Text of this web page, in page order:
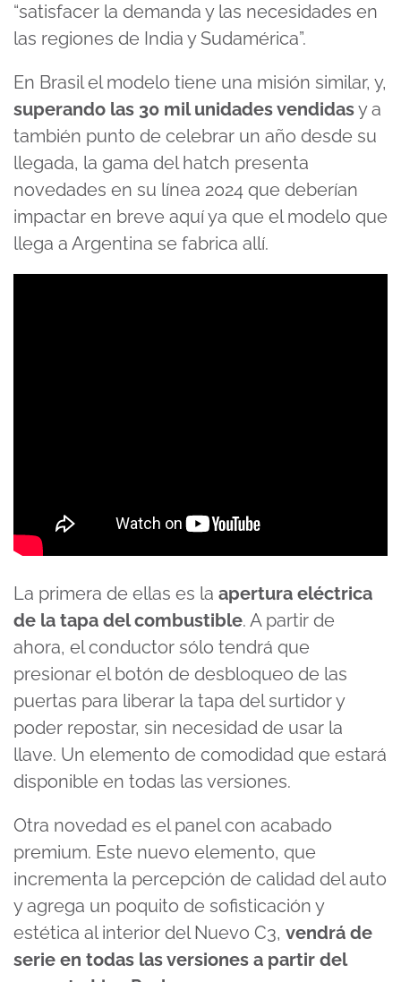
“satisfacer la demanda y las necesidades en
las regiones de India y Sudamérica”.
En Brasil el modelo tiene una misión similar, y,
superando las 30 mil unidades vendidasy a
también punto de celebrar un año desde su
llegada, la gama del hatch presenta
novedades en su línea 2024 que deberían
impactar en breve aquí ya que el modelo que
llega a Argentina se fabrica allí.
La primera de ellas es la apertura eléctrica
de la tapa del combustible. A partir de
ahora, el conductor sólo tendrá que
presionar el botón de desbloqueo de las
puertas para liberar la tapa del surtidor y
poder repostar, sin necesidad de usar la
llave. Un elemento de comodidad que estará
disponible en todas las versiones.
Otra novedad es el panel con acabado
premium. Este nuevo elemento, que
incrementa la percepción de calidad del auto
y agrega un poquito de sofisticación y
estética al interior del Nuevo C3, vendrá de
serie en todas las versiones a partir del